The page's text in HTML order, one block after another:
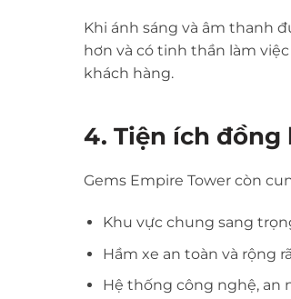
Khi ánh sáng và âm thanh
hơn và có tinh thần làm
khách hàng.
4. Tiện ích
Gems Empire Tower còn
Khu vực chung sang
Hầm xe an toàn và rộng
Hệ thống công nghệ, an